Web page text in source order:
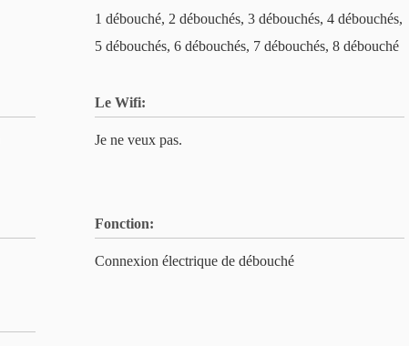
1 débouché, 2 débouchés, 3 débouchés, 4 débouchés,
5 débouchés, 6 débouchés, 7 débouchés, 8 débouché
Le Wifi:
Je ne veux pas.
Fonction:
Connexion électrique de débouché